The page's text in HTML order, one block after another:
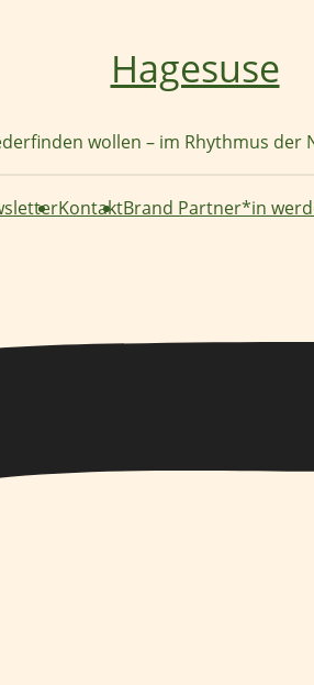
Hagesuse
wollen – im Rhythmus
KontaktBrand Partner*in